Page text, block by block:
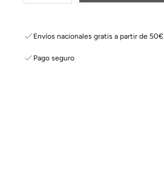
Envíos nacionales gratis a partir de 50€
Pago seguro